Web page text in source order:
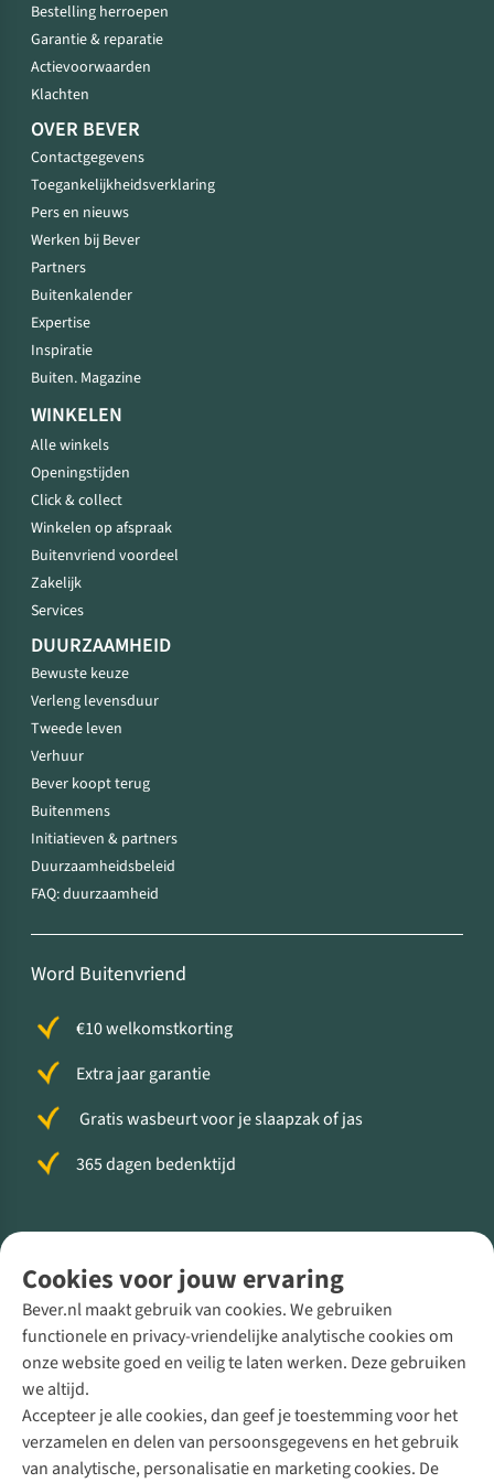
Cookies voor jouw ervaring
Bever.nl maakt gebruik van cookies. We gebruiken
functionele en privacy-vriendelijke analytische cookies om
onze website goed en veilig te laten werken. Deze gebruiken
we altijd.
Accepteer je alle cookies, dan geef je toestemming voor het
verzamelen en delen van persoonsgegevens en het gebruik
van analytische, personalisatie en marketing cookies. De
Bestelling herroepen
Garantie & reparatie
Actievoorwaarden
Klachten
OVER BEVER
Contactgegevens
Toegankelijkheidsverklaring
Pers en nieuws
Werken bij Bever
Partners
Buitenkalender
Expertise
Inspiratie
Buiten. Magazine
WINKELEN
Alle winkels
Openingstijden
Click & collect
Winkelen op afspraak
Buitenvriend voordeel
Zakelijk
Services
DUURZAAMHEID
Bewuste keuze
Verleng levensduur
Tweede leven
Verhuur
Bever koopt terug
Buitenmens
Initiatieven & partners
Duurzaamheidsbeleid
FAQ: duurzaamheid
Word Buitenvriend
€10 welkomstkorting
Extra jaar garantie
Gratis wasbeurt voor je slaapzak of jas
365 dagen bedenktijd
Direct advies van een Buitenexpert
+31 (0)85 888 50 88
+31 6 12 28 49 80